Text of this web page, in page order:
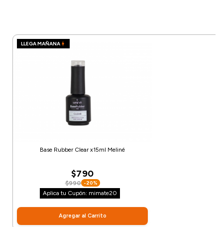
LLEGA MAÑANA
Base Rubber Clear x15ml Meliné
$790
$990 -20%
Aplica tu Cupón: mimate20
Agregar al Carrito